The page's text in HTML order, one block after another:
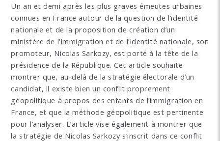
Un an et demi après les plus graves émeutes urbaines
connues en France autour de la question de l’identité
nationale et de la proposition de création d’un
ministère de l’Immigration et de l’Identité nationale, son
promoteur, Nicolas Sarkozy, est porté à la tête de la
présidence de la République. Cet article souhaite
montrer que, au-delà de la stratégie électorale d’un
candidat, il existe bien un conflit proprement
géopolitique à propos des enfants de l’immigration en
France, et que la méthode géopolitique est pertinente
pour l’analyser. L’article vise également à montrer que
la stratégie de Nicolas Sarkozy s’inscrit dans ce conflit